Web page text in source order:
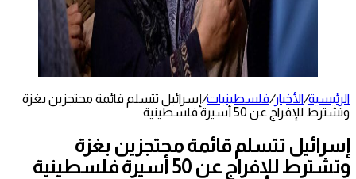
الرئيسية/الأخبار/فلسطينيات/إسرائيل تتسلم قائمة محتجزين بغزة
وتشترط للإفراج عن 50 أسيرة فلسطينية
إسرائيل تتسلم قائمة محتجزين بغزة
وتشترط للإفراج عن 50 أسيرة فلسطينية